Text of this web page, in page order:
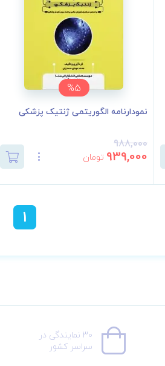
%5
نمودارنامه الگوریتمی ژنتیک پزشکی
988,000
939,000 تومان
1
30 نمایندگی در
سراسر کشور